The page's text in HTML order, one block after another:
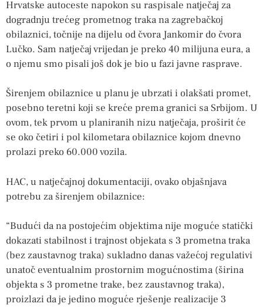
Hrvatske autoceste napokon su raspisale natječaj za
dogradnju trećeg prometnog traka na zagrebačkoj
obilaznici, točnije na dijelu od čvora Jankomir do čvora
Lučko. Sam natječaj vrijedan je preko 40 milijuna eura, a
o njemu smo pisali još dok je bio u fazi javne rasprave.
Širenjem obilaznice u planu je ubrzati i olakšati promet,
posebno teretni koji se kreće prema granici sa Srbijom. U
ovom, tek prvom u planiranih nizu natječaja, proširit će
se oko četiri i pol kilometara obilaznice kojom dnevno
prolazi preko 60.000 vozila.
HAC, u natječajnoj dokumentaciji, ovako objašnjava
potrebu za širenjem obilaznice:
“Budući da na postojećim objektima nije moguće statički
dokazati stabilnost i trajnost objekata s 3 prometna traka
(bez zaustavnog traka) sukladno danas važećoj regulativi
unatoč eventualnim prostornim mogućnostima (širina
objekta s 3 prometne trake, bez zaustavnog traka),
proizlazi da je jedino moguće rješenje realizacije 3